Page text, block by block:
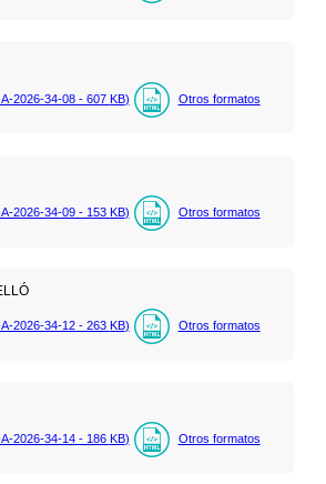
2026-34-08 - 607 KB) Otros formatos
2026-34-09 - 153 KB) Otros formatos
2026-34-12 - 263 KB) Otros formatos
2026-34-14 - 186 KB) Otros formatos